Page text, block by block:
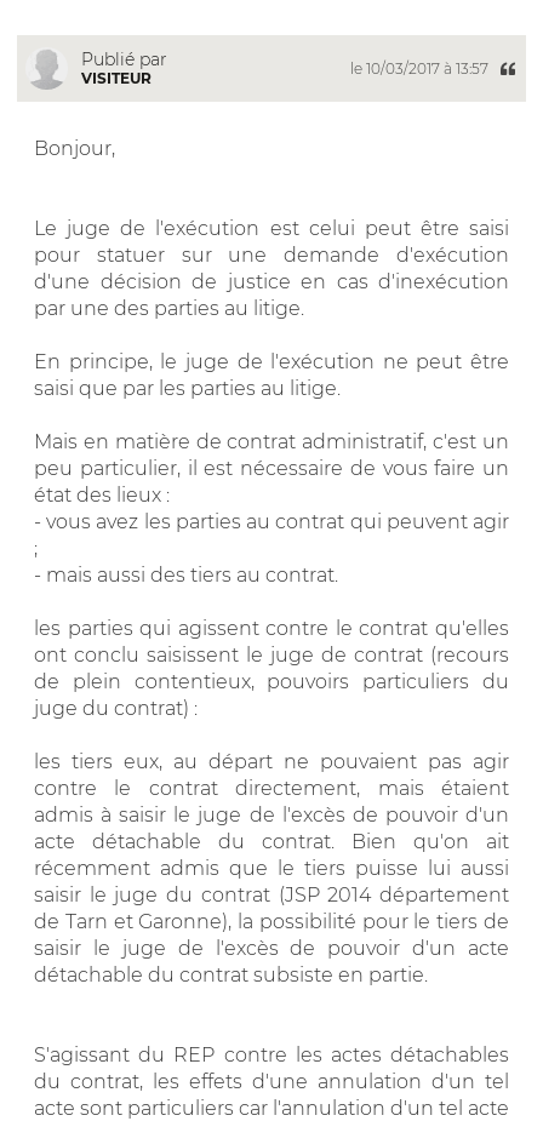
Publié par
VISITEUR
le 10/03/2017 à 13:57
Bonjour,
Le juge de l'exécution est celui peut être saisi
pour statuer sur une demande d'exécution
d'une décision de justice en cas d'inexécution
par une des parties au litige.
En principe, le juge de l'exécution ne peut être
saisi que par les parties au litige.
Mais en matière de contrat administratif, c'est un
peu particulier, il est nécessaire de vous faire un
état des lieux :
- vous avez les parties au contrat qui peuvent agir
;
- mais aussi des tiers au contrat.
les parties qui agissent contre le contrat qu'elles
ont conclu saisissent le juge de contrat (recours
de plein contentieux, pouvoirs particuliers du
juge du contrat) :
les tiers eux, au départ ne pouvaient pas agir
contre le contrat directement, mais étaient
admis à saisir le juge de l'excès de pouvoir d'un
acte détachable du contrat. Bien qu'on ait
récemment admis que le tiers puisse lui aussi
saisir le juge du contrat (JSP 2014 département
de Tarn et Garonne), la possibilité pour le tiers de
saisir le juge de l'excès de pouvoir d'un acte
détachable du contrat subsiste en partie.
S'agissant du REP contre les actes détachables
du contrat, les effets d'une annulation d'un tel
acte sont particuliers car l'annulation d'un tel acte